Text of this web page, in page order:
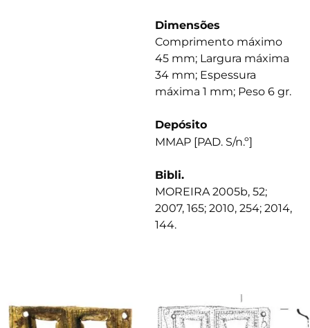
Dimensões
Comprimento máximo
45 mm; Largura máxima
34 mm; Espessura
máxima 1 mm; Peso 6 gr.
Depósito
MMAP [PAD. S/n.º]
Bibli.
MOREIRA 2005b, 52;
2007, 165; 2010, 254; 2014,
144.